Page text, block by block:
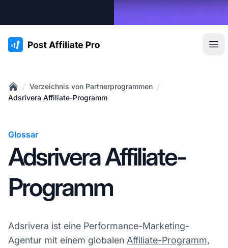
:site.title
Home
/ Verzeichnis von Partnerprogrammen /
Adsrivera Affiliate-Programm
Glossar
Adsrivera Affiliate-
Programm
Adsrivera ist eine Performance-Marketing-
Agentur mit einem globalen Affiliate-Programm,